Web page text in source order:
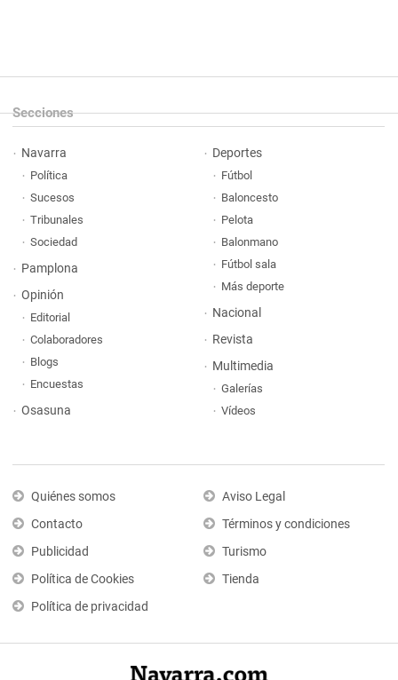
Secciones
Navarra
Política
Sucesos
Tribunales
Sociedad
Pamplona
Opinión
Editorial
Colaboradores
Blogs
Encuestas
Osasuna
Deportes
Fútbol
Baloncesto
Pelota
Balonmano
Fútbol sala
Más deporte
Nacional
Revista
Multimedia
Galerías
Vídeos
Quiénes somos
Contacto
Publicidad
Política de Cookies
Política de privacidad
Aviso Legal
Términos y condiciones
Turismo
Tienda